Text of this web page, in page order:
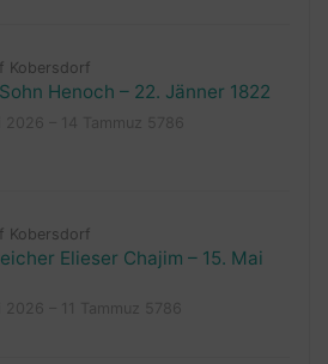
Kobersdorf
Henoch – 22. Jänner 1822
Kobersdorf
Elieser Chajim – 15. Mai